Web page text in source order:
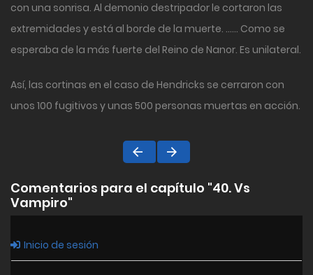
con una sonrisa. Al demonio destripador le cortaron las
extremidades y está al borde de la muerte. …… Como se
esperaba de la más fuerte del Reino de Nanor. Es unilateral.
Así, las cortinas en el caso de Hendricks se cerraron con
unos 100 fugitivos y unas 500 personas muertas en acción.
Comentarios para el capítulo "40. Vs
Vampiro"
Inicio de sesión